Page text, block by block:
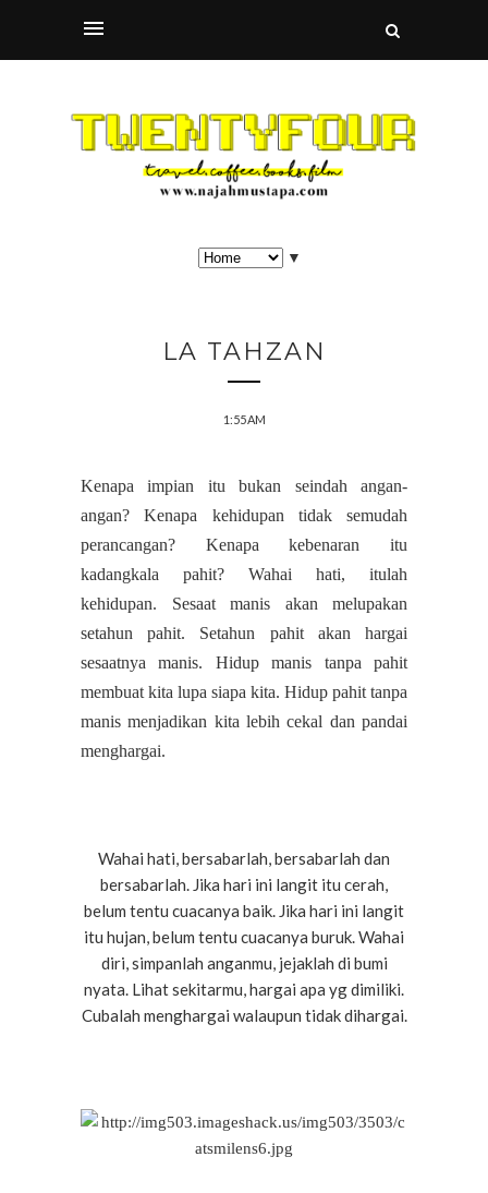
▼
LA TAHZAN
1:55 AM
Kenapa impian itu bukan seindah angan-
angan? Kenapa kehidupan tidak semudah
perancangan? Kenapa kebenaran itu
kadangkala pahit? Wahai hati, itulah
kehidupan. Sesaat manis akan melupakan
setahun pahit. Setahun pahit akan hargai
sesaatnya manis. Hidup manis tanpa pahit
membuat kita lupa siapa kita. Hidup pahit tanpa
manis menjadikan kita lebih cekal dan pandai
menghargai.
Wahai hati, bersabarlah, bersabarlah dan
bersabarlah. Jika hari ini langit itu cerah,
belum tentu cuacanya baik. Jika hari ini langit
itu hujan, belum tentu cuacanya buruk. Wahai
diri, simpanlah anganmu, jejaklah di bumi
nyata. Lihat sekitarmu, hargai apa yg dimiliki.
Cubalah menghargai walaupun tidak dihargai.